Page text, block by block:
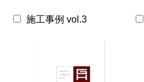
施工事例 vol.3